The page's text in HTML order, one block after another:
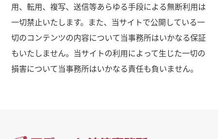
用、転用、複写、送信等あらゆる手段による無断利用は
一切禁止いたします。また、当サイトで公開している一
切のコンテンツの内容について当事務所はいかなる保証
もいたしません。当サイトの利用によって生じた一切の
損害について当事務所はいかなる責任も負いません。